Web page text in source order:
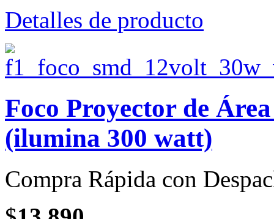
Detalles de producto
Foco Proyector de
(ilumina 300 watt)
Compra Rápida con